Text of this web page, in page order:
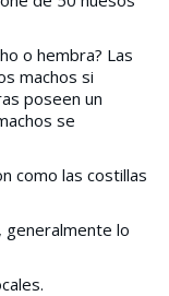
o hembra? Las
machos si
poseen un
se
como las costillas
generalmente lo